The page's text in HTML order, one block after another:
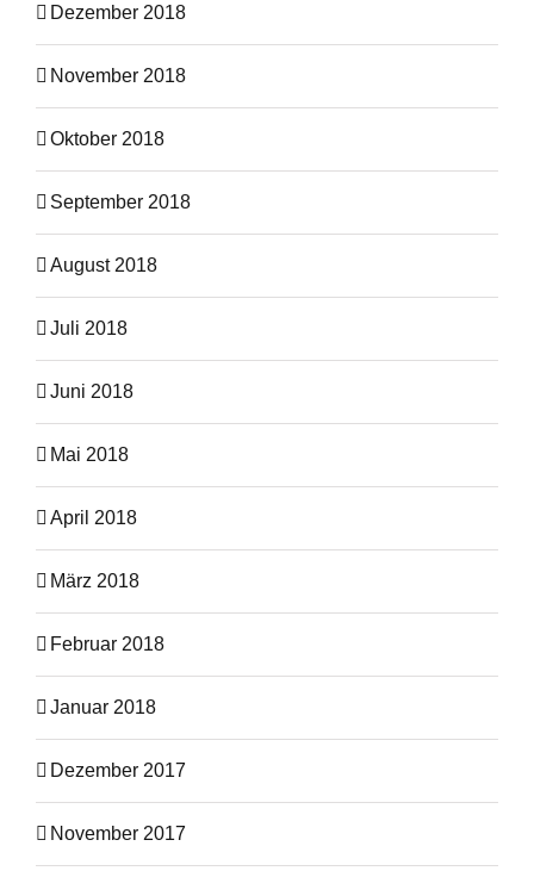
Dezember 2018
November 2018
Oktober 2018
September 2018
August 2018
Juli 2018
Juni 2018
Mai 2018
April 2018
März 2018
Februar 2018
Januar 2018
Dezember 2017
November 2017